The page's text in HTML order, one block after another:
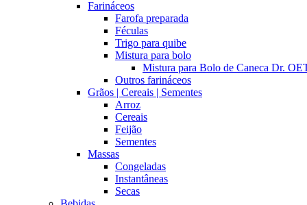
Farináceos
Farofa preparada
Féculas
Trigo para quibe
Mistura para bolo
Mistura para Bolo de Caneca Dr.
Outros farináceos
Grãos | Cereais | Sementes
Arroz
Cereais
Feijão
Sementes
Massas
Congeladas
Instantâneas
Secas